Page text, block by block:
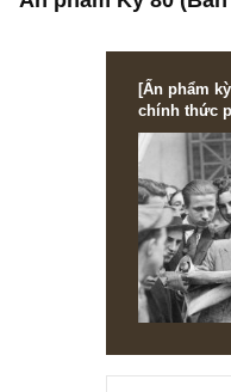
Ấn phẩm Kỳ 80
[Ấn
chính